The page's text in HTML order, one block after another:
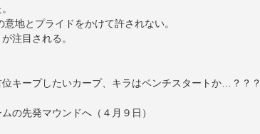
地とプライドをかけて許されない。
注目される。
キープしたいカープ、キラはベンチスタートか…？？？
の先発マウンドへ（４月９日）